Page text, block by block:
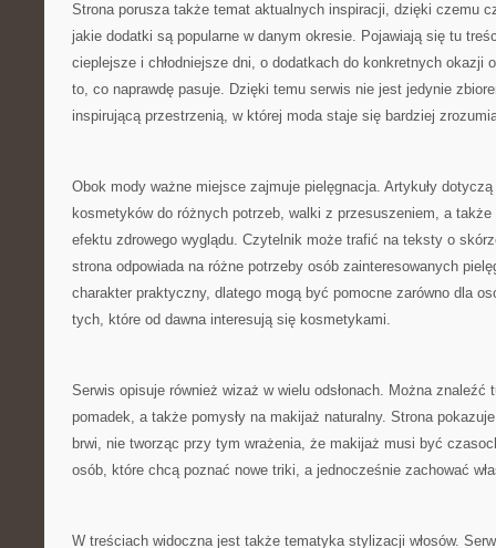
Strona porusza także temat aktualnych inspiracji, dzięki czemu
jakie dodatki są popularne w danym okresie. Pojawiają się tu
cieplejsze i chłodniejsze dni, o dodatkach do konkretnych okazji
to, co naprawdę pasuje. Dzięki temu serwis nie jest jedynie
inspirującą przestrzenią, w której moda staje się bardziej
Obok mody ważne miejsce zajmuje pielęgnacja. Artykuły
kosmetyków do różnych potrzeb, walki z przesuszeniem, a
efektu zdrowego wyglądu. Czytelnik może trafić na teksty o
strona odpowiada na różne potrzeby osób zainteresowanych
charakter praktyczny, dlatego mogą być pomocne zarówno dla
tych, które od dawna interesują się kosmetykami.
Serwis opisuje również wizaż w wielu odsłonach. Można znaleźć
pomadek, a także pomysły na makijaż naturalny. Strona
brwi, nie tworząc przy tym wrażenia, że makijaż musi być
osób, które chcą poznać nowe triki, a jednocześnie zachować
W treściach widoczna jest także tematyka stylizacji włosów.